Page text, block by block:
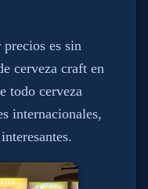
es sin
cerveza craft en
todo cerveza
internacionales,